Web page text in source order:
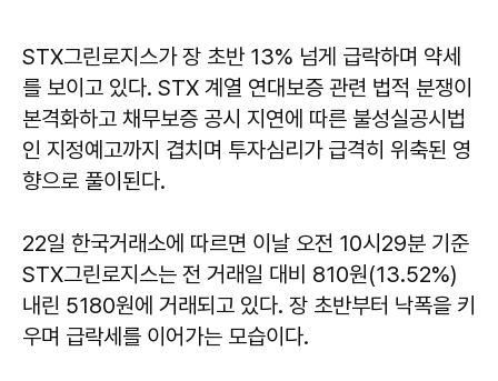
STX그린로지스가 장 초반 13% 넘게 급락하며 약세
를 보이고 있다. STX 계열 연대보증 관련 법적 분쟁이
본격화하고 채무보증 공시 지연에 따른 불성실공시법
인 지정예고까지 겹치며 투자심리가 급격히 위축된 영
향으로 풀이된다.
22일 한국거래소에 따르면 이날 오전 10시29분 기준
STX그린로지스는 전 거래일 대비 810원(13.52%)
내린 5180원에 거래되고 있다. 장 초반부터 낙폭을 키
우며 급락세를 이어가는 모습이다.